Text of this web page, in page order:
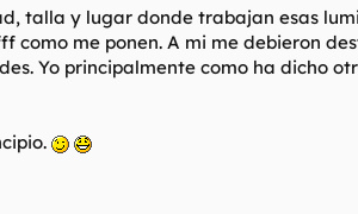
talla y lugar donde trabajan esas
me ponen. A mi me debieron
Yo principalmente como ha dicho